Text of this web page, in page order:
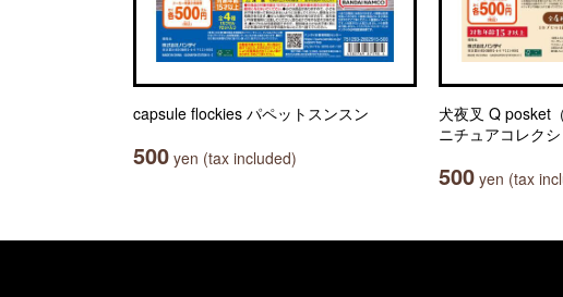
capsule flockies パペットスンスン
500 yen (tax included)
犬夜叉 Q posket
ニチュアコレク
500 yen (tax